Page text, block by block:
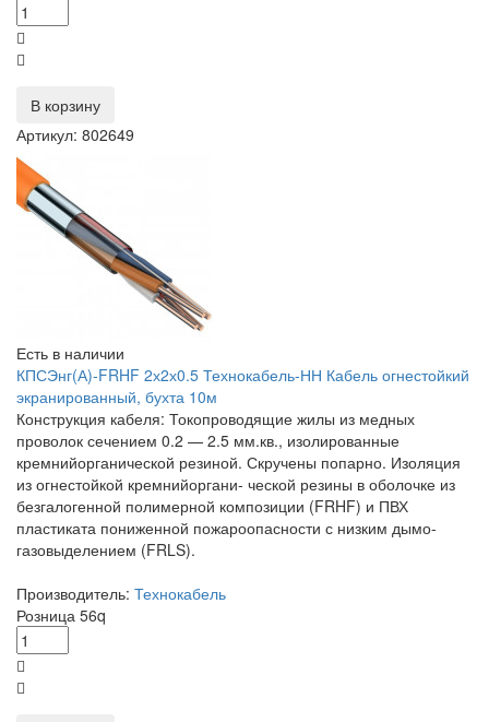
В корзину
Артикул: 802649
Есть в наличии
КПСЭнг(А)-FRHF 2х2х0.5 Технокабель-НН Кабель огнестойкий
экранированный, бухта 10м
Конструкция кабеля: Токопроводящие жилы из медных
проволок сечением 0.2 — 2.5 мм.кв., изолированные
кремнийорганической резиной. Скручены попарно. Изоляция
из огнестойкой кремнийоргани- ческой резины в оболочке из
безгалогенной полимерной композиции (FRHF) и ПВХ
пластиката пониженной пожароопасности с низким дымо-
газовыделением (FRLS).
Производитель: Технокабель
Розница 56q